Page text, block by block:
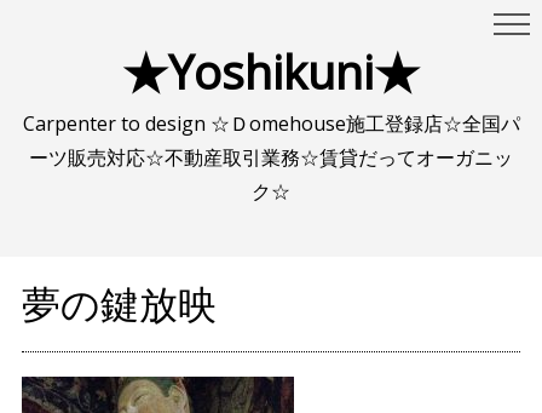
★Yoshikuni★
Carpenter to design ☆Ｄomehouse施工登録店☆全国パ
ーツ販売対応☆不動産取引業務☆賃貸だってオーガニッ
ク☆
夢の鍵放映